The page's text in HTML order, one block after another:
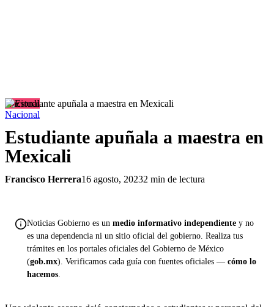
Nacional
Nacional
Estudiante apuñala a maestra en
Mexicali
Francisco Herrera16 agosto, 20232 min de lectura
Noticias Gobierno es un medio informativo independiente y no
es una dependencia ni un sitio oficial del gobierno. Realiza tus
trámites en los portales oficiales del Gobierno de México
(gob.mx). Verificamos cada guía con fuentes oficiales — cómo lo
hacemos.